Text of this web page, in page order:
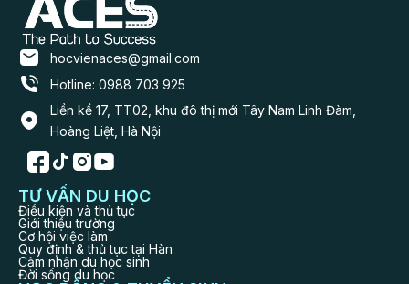
hocvienaces@gmail.com
Hotline: 0988 703 925
Liền kề 17, TT02, khu đô thị mới Tây Nam Linh Đàm,
Hoàng Liệt, Hà Nội
TƯ VẤN DU HỌC
Điều kiện và thủ tục
Giới thiệu trường
Cơ hội việc làm
Quy định & thủ tục tại Hàn
Cảm nhận du học sinh
Đời sống du học